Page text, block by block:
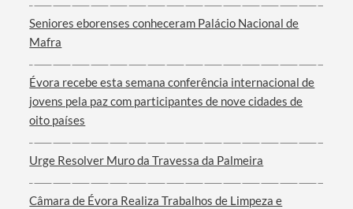
Seniores eborenses conheceram Palácio Nacional de
Mafra
Évora recebe esta semana conferência internacional de
jovens pela paz com participantes de nove cidades de
oito países
Urge Resolver Muro da Travessa da Palmeira
Câmara de Évora Realiza Trabalhos de Limpeza e